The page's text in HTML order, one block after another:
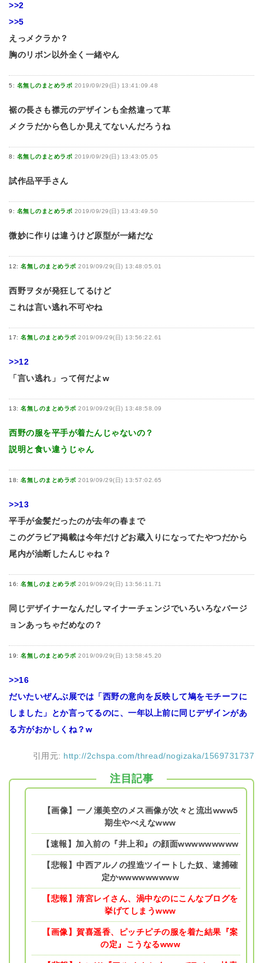
>>2
>>5
えっメクラか？
胸のリボン以外全く一緒やん
5: 名無しのまとめラボ 2019/09/29(日) 13:41:09.48
裾の長さも襟元のデザインも全然違って草
メクラだから色しか見えてないんだろうね
8: 名無しのまとめラボ 2019/09/29(日) 13:43:05.05
試作品平手さん
9: 名無しのまとめラボ 2019/09/29(日) 13:43:49.50
微妙に作りは違うけど原型が一緒だな
12: 名無しのまとめラボ 2019/09/29(日) 13:48:05.01
西野ヲタが発狂してるけど
これは言い逃れ不可やね
17: 名無しのまとめラボ 2019/09/29(日) 13:56:22.61
>>12
「言い逃れ」って何だよw
13: 名無しのまとめラボ 2019/09/29(日) 13:48:58.09
西野の服を平手が着たんじゃないの？
説明と食い違うじゃん
18: 名無しのまとめラボ 2019/09/29(日) 13:57:02.65
>>13
平手が金髪だったのが去年の春まで
このグラビア掲載は今年だけどお蔵入りになってたやつだから
尾内が油断したんじゃね？
16: 名無しのまとめラボ 2019/09/29(日) 13:56:11.71
同じデザイナーなんだしマイナーチェンジでいろいろなバージ
ョンあっちゃだめなの？
19: 名無しのまとめラボ 2019/09/29(日) 13:58:45.20
>>16
だいたいぜんぶ展では「西野の意向を反映して鳩をモチーフに
しました」とか言ってるのに、一年以上前に同じデザインがあ
る方がおかしくね？w
引用元: http://2chspa.com/thread/nogizaka/1569731737
注目記事
【画像】一ノ瀬美空のメス画像が次々と流出www5
期生やべえなwww
【速報】加入前の『井上和』の顔面wwwwwwwww
【悲報】中西アルノの捏造ツイートした奴、逮捕確
定かwwwwwwwww
【悲報】清宮レイさん、渦中なのにこんなブログを
挙げてしまうwww
【画像】賀喜遥香、ピッチピチの服を着た結果『案
の定』こうなるwww